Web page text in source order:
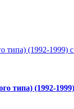
типа) (1992-